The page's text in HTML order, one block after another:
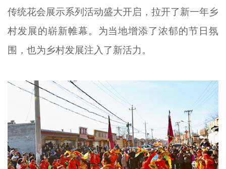
榜样人物
+
身边好人
北京宣传文化引导基金
宣传思想文化人才
专题
资料库
+
传统花会展示系列活动盛大开启，拉开了新一年乡
村发展的崭新帷幕。为当地增添了浓郁的节日氛
围，也为乡村发展注入了新活力。